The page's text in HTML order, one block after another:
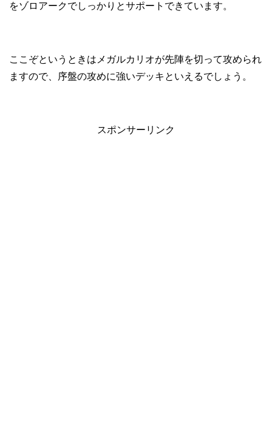
をゾロアークでしっかりとサポートできています。
ここぞというときはメガルカリオが先陣を切って攻められ
ますので、序盤の攻めに強いデッキといえるでしょう。
スポンサーリンク